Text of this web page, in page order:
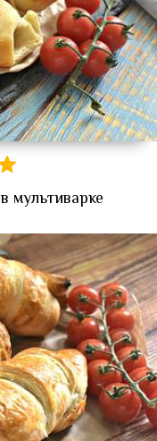
мультиварке